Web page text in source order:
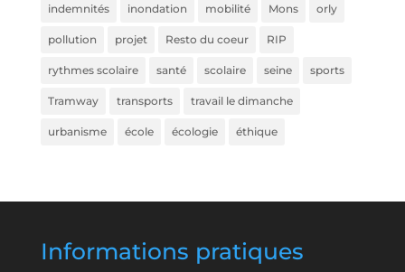
indemnités inondation mobilité Mons orly
pollution projet Resto du coeur RIP
rythmes scolaire santé scolaire seine sports
Tramway transports travail le dimanche
urbanisme école écologie éthique
Informations pratiques